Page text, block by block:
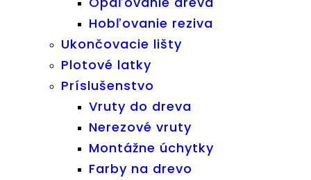
Hobľovanie reziva
Ukončovacie lišty
Plotové latky
Príslušenstvo
Vruty do dreva
Nerezové vruty
Montážne úchytky
Farby na drevo